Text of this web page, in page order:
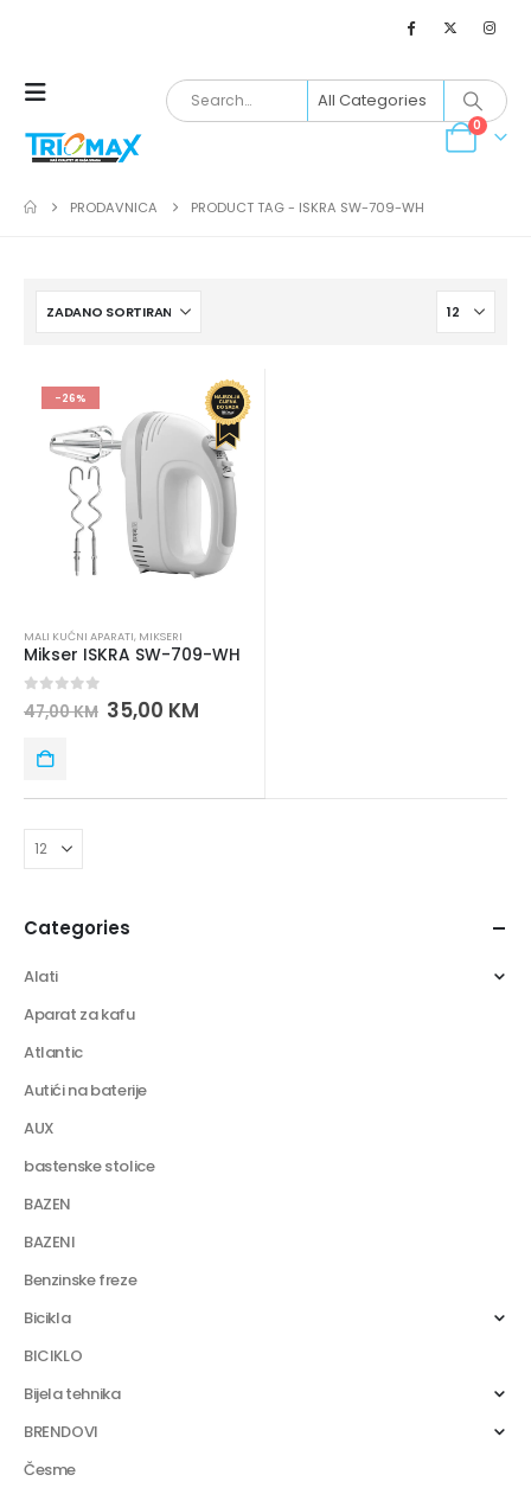
0
PRODAVNICA PRODUCT TAG - ISKRA SW-709-WH
-26%
MALI KUĆNI APARATI, MIKSERI
Mikser ISKRA SW-709-WH
out of 5
47,00KM 35,00 KM
Categories
Alati
Aparat za kafu
Atlantic
Autići na baterije
AUX
bastenske stolice
BAZEN
BAZENI
Benzinske freze
Bicikla
BICIKLO
Bijela tehnika
BRENDOVI
Česme